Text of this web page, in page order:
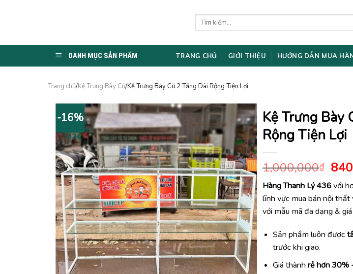
Tìm
DANH MỤC SẢN PHẨM TRANG CHỦ GIỚI THIỆU HƯỚNG DẪN MUA
Trang chủ/Kệ Trưng Bày Cũ/Kệ Trưng Bày Cũ 2 Tầng Dài Rộng Tiện Lợi
-16%
Kệ Trưng Bày
Rộng Tiện Lợi
1,000,000₫ Giá
gốc
là:
Hàng Thanh Lý 436với
lĩnh vực mua bán nội
với mẫu mã đa dạng &
Sản phẩm luôn được
trước khi giao.
Giá thànhrẻ hơn 30%